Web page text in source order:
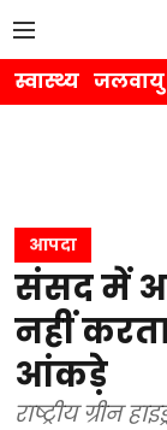
स्वास्थ्य जलवायु
आपदा
संसद में
नहीं
आंकड़े
राष्ट्रीय ग्रीन